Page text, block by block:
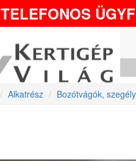
TELEFONOS
Alkatrész Bozótvágók,